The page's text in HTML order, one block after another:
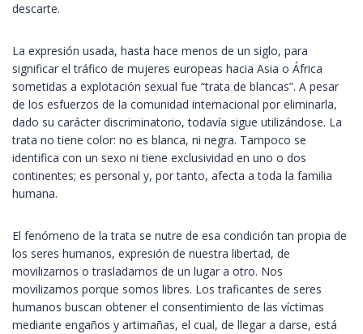
descarte.
La expresión usada, hasta hace menos de un siglo, para
significar el tráfico de mujeres europeas hacia Asia o África
sometidas a explotación sexual fue “trata de blancas”. A pesar
de los esfuerzos de la comunidad internacional por eliminarla,
dado su carácter discriminatorio, todavía sigue utilizándose. La
trata no tiene color: no es blanca, ni negra. Tampoco se
identifica con un sexo ni tiene exclusividad en uno o dos
continentes; es personal y, por tanto, afecta a toda la familia
humana.
El fenómeno de la trata se nutre de esa condición tan propia de
los seres humanos, expresión de nuestra libertad, de
movilizarnos o trasladarnos de un lugar a otro. Nos
movilizamos porque somos libres. Los traficantes de seres
humanos buscan obtener el consentimiento de las víctimas
mediante engaños y artimañas, el cual, de llegar a darse, está